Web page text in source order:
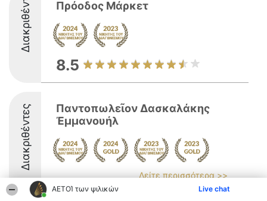
ΑΕΤΟΊ των ψιλικών Live chat
Διακριθέντες Πρόοδος Μάρκετ
8.5
Διακριθέντες
Παντοπωλεῖον Δασκαλάκης
Ἐμμανουήλ
Δείτε περισσότερα >>